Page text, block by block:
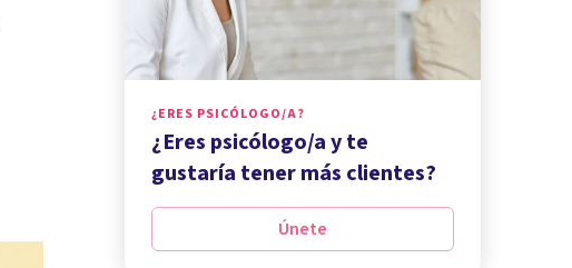
¿ERES PSICÓLOGO/A?
¿Eres psicólogo/a y te
gustaría tener más clientes?
Únete